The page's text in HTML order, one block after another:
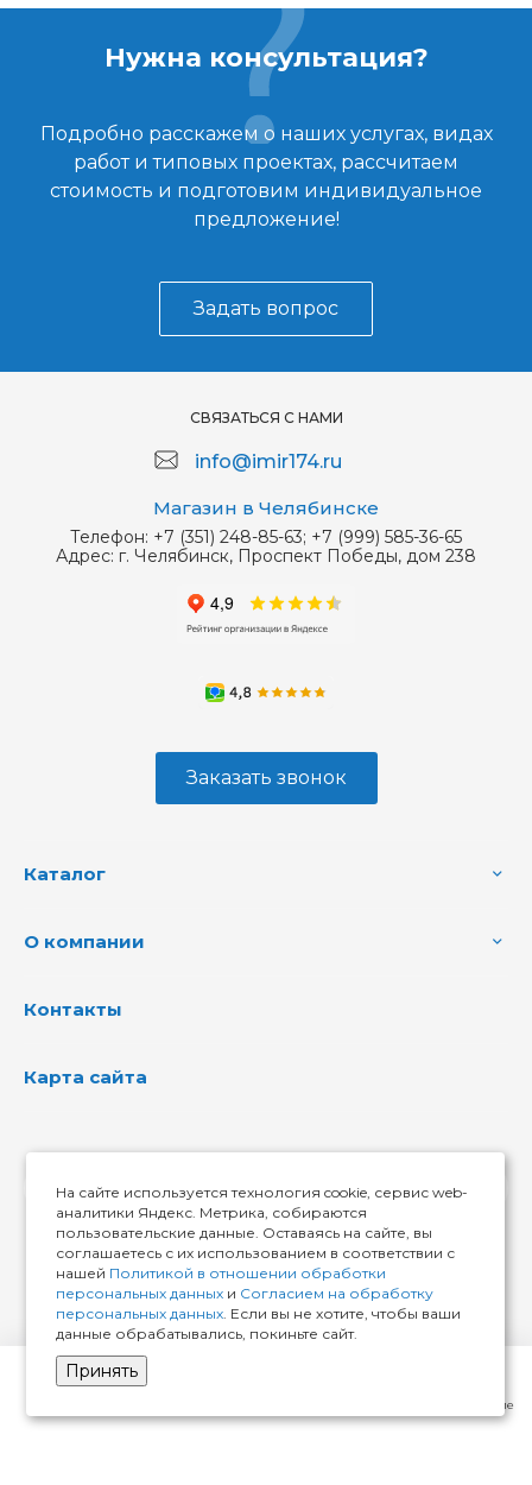
Сравнение
Нужна консультация?
Подробно расскажем о наших услугах, видах
работ и типовых проектах, рассчитаем
стоимость и подготовим индивидуальное
предложение!
Задать вопрос
СВЯЗАТЬСЯ С НАМИ
info@imir174.ru
Магазин в Челябинске
Телефон: +7 (351) 248-85-63; +7 (999) 585-36-65
Адрес: г. Челябинск, Проспект Победы, дом 238
Заказать звонок
Каталог
О компании
Контакты
Карта сайта
© 2026 ИМИР174, Все права защищены
На сайте используется технология cookie, сервис web-
аналитики Яндекс. Метрика, собираются
пользовательские данные. Оставаясь на сайте, вы
соглашаетесь с их использованием в соответствии с
нашей Политикой в отношении обработки
персональных данных и Согласием на обработку
персональных данных. Если вы не хотите, чтобы ваши
данные обрабатывались, покиньте сайт.
Принять